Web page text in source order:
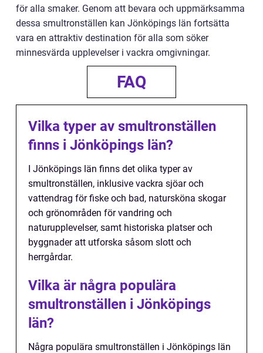
för alla smaker. Genom att bevara och uppmärksamma
dessa smultronställen kan Jönköpings län fortsätta
vara en attraktiv destination för alla som söker
minnesvärda upplevelser i vackra omgivningar.
FAQ
Vilka typer av smultronställen
finns i Jönköpings län?
I Jönköpings län finns det olika typer av
smultronställen, inklusive vackra sjöar och
vattendrag för fiske och bad, natursköna skogar
och grönområden för vandring och
naturupplevelser, samt historiska platser och
byggnader att utforska såsom slott och
herrgårdar.
Vilka är några populära
smultronställen i Jönköpings
län?
Några populära smultronställen i Jönköpings län